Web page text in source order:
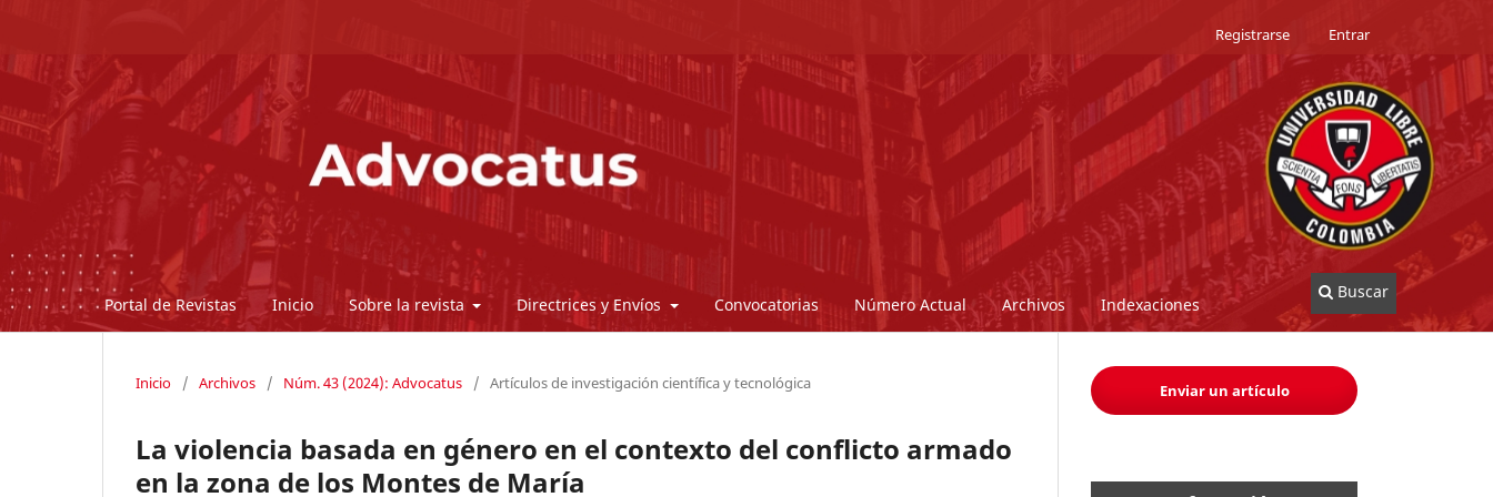
Portal de Revistas Inicio Sobre la revista Directrices y Envíos Convocatorias Número Actual Archivos Indexaciones
Buscar
Registrarse Entrar
Inicio / Archivos / Núm. 43 (2024): Advocatus / Artículos de investigación científica y tecnológica
La violencia basada en género en el contexto del conflicto armado
en la zona de los Montes de María
Enviar un artículo